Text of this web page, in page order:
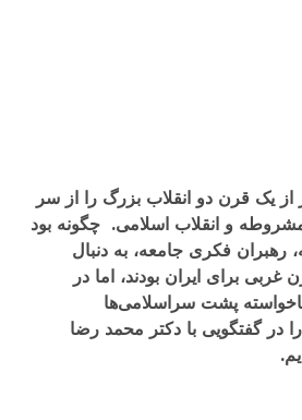
از یک قرن دو انقلاب بزرگ را از سر
و انقلاب اسلامی. چگونه بود
رهبران فکری جامعه، به دنبال
غربی برای ایران بودند، اما در
یا ناخواسته پشت سراسلامی‌ها
در گفتگویی با دکتر محمد رضا
.